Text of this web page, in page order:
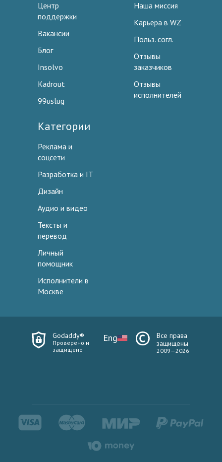
Центр
поддержки
Вакансии
Блог
Insolvo
Kadrout
99uslug
Наша миссия
Карьера в WZ
Польз. согл.
Отзывы
заказчиков
Отзывы
исполнителей
Категории
Реклама и
соцсети
Разработка и IT
Дизайн
Аудио и видео
Тексты и
перевод
Личный
помощник
Исполнители в
Москве
Godaddy®
Проверено и
защищено
Eng
Все права
защищены
2009—2026